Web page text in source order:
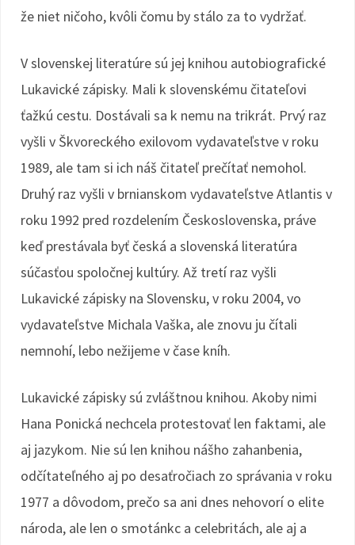
že niet ničoho, kvôli čomu by stálo za to vydržať.
V slovenskej literatúre sú jej knihou autobiografické
Lukavické zápisky. Mali k slovenskému čitateľovi
ťažkú cestu. Dostávali sa k nemu na trikrát. Prvý raz
vyšli v Škvoreckého exilovom vydavateľstve v roku
1989, ale tam si ich náš čitateľ prečítať nemohol.
Druhý raz vyšli v brnianskom vydavateľstve Atlantis v
roku 1992 pred rozdelením Československa, práve
keď prestávala byť česká a slovenská literatúra
súčasťou spoločnej kultúry. Až tretí raz vyšli
Lukavické zápisky na Slovensku, v roku 2004, vo
vydavateľstve Michala Vaška, ale znovu ju čítali
nemnohí, lebo nežijeme v čase kníh.
Lukavické zápisky sú zvláštnou knihou. Akoby nimi
Hana Ponická nechcela protestovať len faktami, ale
aj jazykom. Nie sú len knihou nášho zahanbenia,
odčítateľného aj po desaťročiach zo správania v roku
1977 a dôvodom, prečo sa ani dnes nehovorí o elite
národa, ale len o smotánkc a celebritách, ale aj a